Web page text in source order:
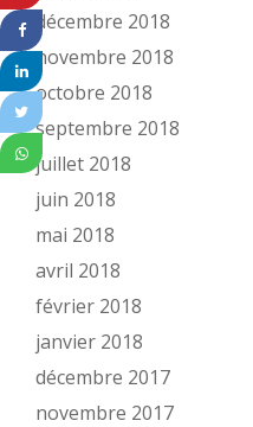
décembre 2018
novembre 2018
octobre 2018
septembre 2018
juillet 2018
juin 2018
mai 2018
avril 2018
février 2018
janvier 2018
décembre 2017
novembre 2017